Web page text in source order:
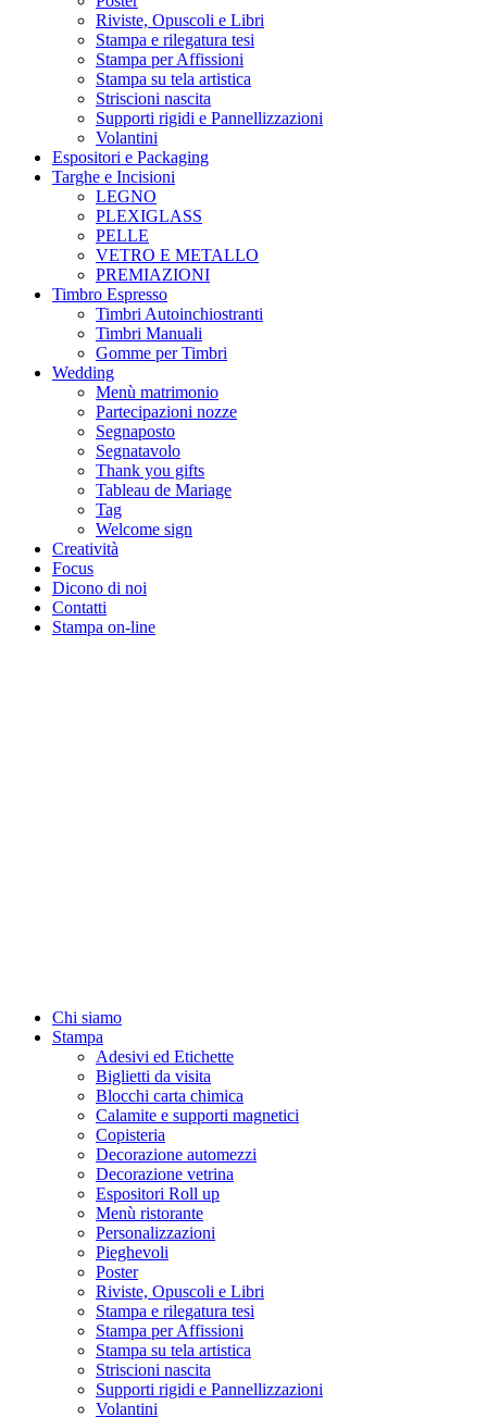
Riviste, Opuscoli e Libri
Stampa e rilegatura tesi
Stampa per Affissioni
Stampa su tela artistica
Striscioni nascita
Supporti rigidi e Pannellizzazioni
Volantini
Espositori e Packaging
Targhe e Incisioni
LEGNO
PLEXIGLASS
PELLE
VETRO E METALLO
PREMIAZIONI
Timbro Espresso
Timbri Autoinchiostranti
Timbri Manuali
Gomme per Timbri
Wedding
Menù matrimonio
Partecipazioni nozze
Segnaposto
Segnatavolo
Thank you gifts
Tableau de Mariage
Tag
Welcome sign
Creatività
Focus
Dicono di noi
Contatti
Stampa on-line
Chi siamo
Stampa
Adesivi ed Etichette
Biglietti da visita
Blocchi carta chimica
Calamite e supporti magnetici
Copisteria
Decorazione automezzi
Decorazione vetrina
Espositori Roll up
Menù ristorante
Personalizzazioni
Pieghevoli
Poster
Riviste, Opuscoli e Libri
Stampa e rilegatura tesi
Stampa per Affissioni
Stampa su tela artistica
Striscioni nascita
Supporti rigidi e Pannellizzazioni
Volantini